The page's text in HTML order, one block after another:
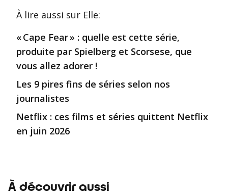
À lire aussi sur Elle:
« Cape Fear » : quelle est cette série,
produite par Spielberg et Scorsese, que
vous allez adorer !
Les 9 pires fins de séries selon nos
journalistes
Netflix : ces films et séries quittent Netflix
en juin 2026
À découvrir aussi